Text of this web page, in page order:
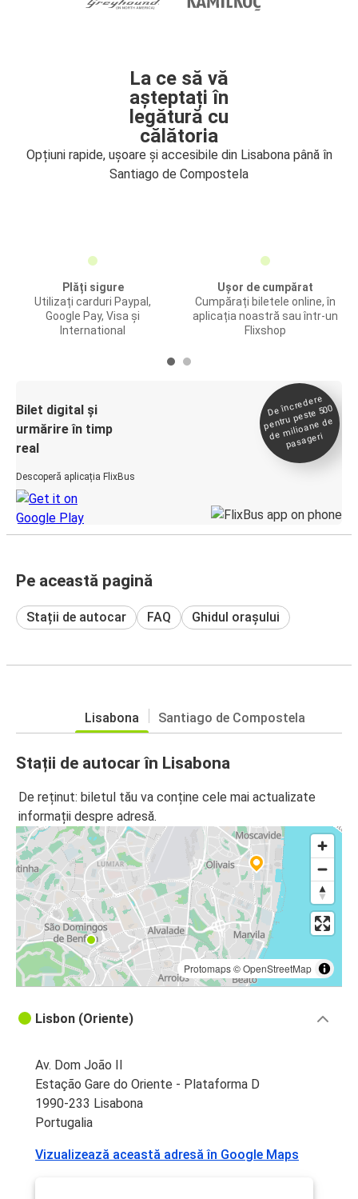
La ce să vă
așteptați în
legătură cu
călătoria
Opțiuni rapide, ușoare și accesibile din Lisabona până în
Santiago de Compostela
Plăți sigure
Utilizați carduri Paypal,
Google Pay, Visa și
International
Ușor de cumpărat
Cumpărați biletele online, în
aplicația noastră sau într-un
Flixshop
Bilet digital și
urmărire în timp
real
Descoperă aplicația FlixBus
De încredere
pentru peste 500
de
milioane de
pasageri
Pe această pagină
Stații de autocar FAQ Ghidul orașului
Lisabona Santiago de Compostela
Stații de autocar în Lisabona
De reținut: biletul tău va conține cele mai actualizate
informații despre adresă.
Protomaps©OpenStreetMap
Lisbon (Oriente)
Av. Dom João II
Estação Gare do Oriente - Plataforma D
1990-233 Lisabona
Portugalia
Vizualizează această adresă în Google Maps